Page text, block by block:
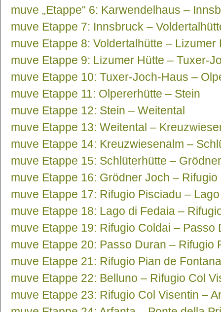
muve „Etappe“ 6: Karwendelhaus –
muve Etappe 7: Innsbruck –
muve Etappe 8: Voldertalhütte – Lizumer
muve Etappe 9: Lizumer Hütte – Tuxer-
muve Etappe 10: Tuxer-Joch-Haus –
muve Etappe 11: Olpererhütte – Stein
muve Etappe 12: Stein – Weitental
muve Etappe 13: Weitental –
muve Etappe 14: Kreuzwiesenalm –
muve Etappe 15: Schlüterhütte –
muve Etappe 16: Grödner Joch – Rifugio
muve Etappe 17: Rifugio Pisciadu –
muve Etappe 18: Lago di Fedaia –
muve Etappe 19: Rifugio Coldai – Passo
muve Etappe 20: Passo Duran – Rifugio
muve Etappe 21: Rifugio Pian de
muve Etappe 22: Belluno – Rifugio Col
muve Etappe 23: Rifugio Col Visentin –